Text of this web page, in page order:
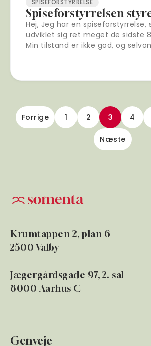
SPISEFORSTYRRELSE
Spiseforstyrrelsen
Hej, Jeg har en spiseforstyrrelse,
udviklet sig ret meget de sidste
Min tilstand er ikke god, og
Forrige 1 2 3 4
Næste
Krumtappen 2, plan 6
2500 Valby
Jægergårdsgade 97, 2. sal
8000 Aarhus C
Genveje